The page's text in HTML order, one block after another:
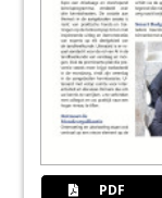
PDF